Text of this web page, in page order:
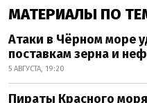
МАТЕРИАЛЫ ПО
Атаки в Чёрном море
поставкам зерна и
5 АВГУСТА, 19:20
Пираты Красного